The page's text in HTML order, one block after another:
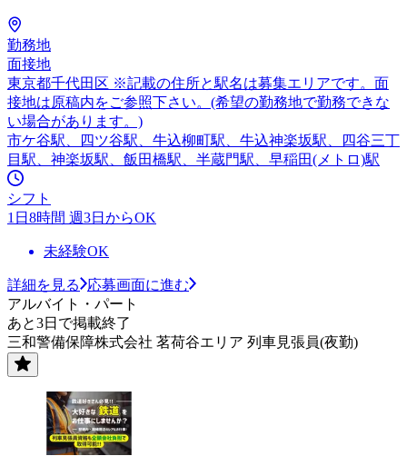
勤務地
面接地
東京都千代田区 ※記載の住所と駅名は募集エリアです。面
接地は原稿内をご参照下さい。(希望の勤務地で勤務できな
い場合があります。)
市ケ谷駅、四ツ谷駅、牛込柳町駅、牛込神楽坂駅、四谷三丁
目駅、神楽坂駅、飯田橋駅、半蔵門駅、早稲田(メトロ)駅
シフト
1日8時間 週3日からOK
未経験OK
詳細を見る
応募画面に進む
アルバイト・パート
あと3日で掲載終了
三和警備保障株式会社 茗荷谷エリア 列車見張員(夜勤)